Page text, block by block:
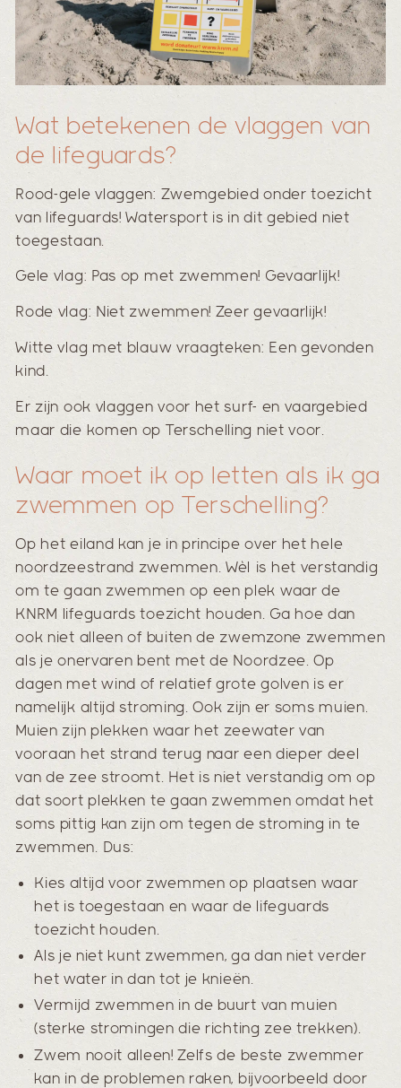
Wat betekenen de vlaggen van
de lifeguards?
Rood-gele vlaggen: Zwemgebied onder toezicht
van lifeguards! Watersport is in dit gebied niet
toegestaan.
Gele vlag: Pas op met zwemmen! Gevaarlijk!
Rode vlag: Niet zwemmen! Zeer gevaarlijk!
Witte vlag met blauw vraagteken: Een gevonden
kind.
Er zijn ook vlaggen voor het surf- en vaargebied
maar die komen op Terschelling niet voor.
Waar moet ik op letten als ik ga
zwemmen op Terschelling?
Op het eiland kan je in principe over het hele
noordzeestrand zwemmen. Wèl is het verstandig
om te gaan zwemmen op een plek waar de
KNRM lifeguards toezicht houden. Ga hoe dan
ook niet alleen of buiten de zwemzone zwemmen
als je onervaren bent met de Noordzee. Op
dagen met wind of relatief grote golven is er
namelijk altijd stroming. Ook zijn er soms muien.
Muien zijn plekken waar het zeewater van
vooraan het strand terug naar een dieper deel
van de zee stroomt. Het is niet verstandig om op
dat soort plekken te gaan zwemmen omdat het
soms pittig kan zijn om tegen de stroming in te
zwemmen. Dus:
Kies altijd voor zwemmen op plaatsen waar
het is toegestaan en waar de lifeguards
toezicht houden.
Als je niet kunt zwemmen, ga dan niet verder
het water in dan tot je knieën.
Vermijd zwemmen in de buurt van muien
(sterke stromingen die richting zee trekken).
Zwem nooit alleen! Zelfs de beste zwemmer
kan in de problemen raken, bijvoorbeeld door